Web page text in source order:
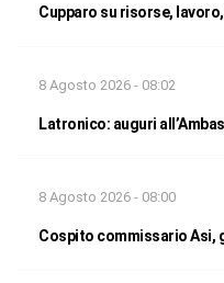
Cupparo su risorse,
8 Agosto 2026 - 08:02
Latronico: auguri
8 Agosto 2026 - 08:00
Cospito commissario Asi,